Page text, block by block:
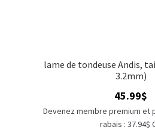
lame de tondeuse Andis,
3.2mm)
45.99$
Devenez membre premium et
rabais : 37.94$